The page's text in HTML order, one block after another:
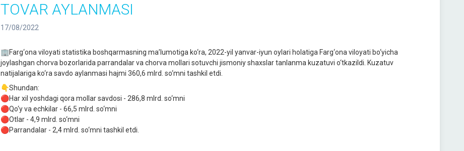
TOVAR AYLANMASI
17/08/2022
🏢Farg‘ona viloyati statistika boshqarmasning ma’lumotiga ko‘ra, 2022-yil yanvar-iyun oylari holatiga Farg‘ona viloyati bo‘yicha
joylashgan chorva bozorlarida parrandalar va chorva mollari sotuvchi jismoniy shaxslar tanlanma kuzatuvi o‘tkazildi. Kuzatuv
natijalariga ko‘ra savdo aylanmasi hajmi 360,6 mlrd. so‘mni tashkil etdi.
👇Shundan:
🔴Har xil yoshdagi qora mollar savdosi - 286,8 mlrd. so‘mni
🔴Qo‘y va echkilar - 66,5 mlrd. so‘mni
🔴Otlar - 4,9 mlrd. so‘mni
🔴Parrandalar - 2,4 mlrd. so‘mni tashkil etdi.